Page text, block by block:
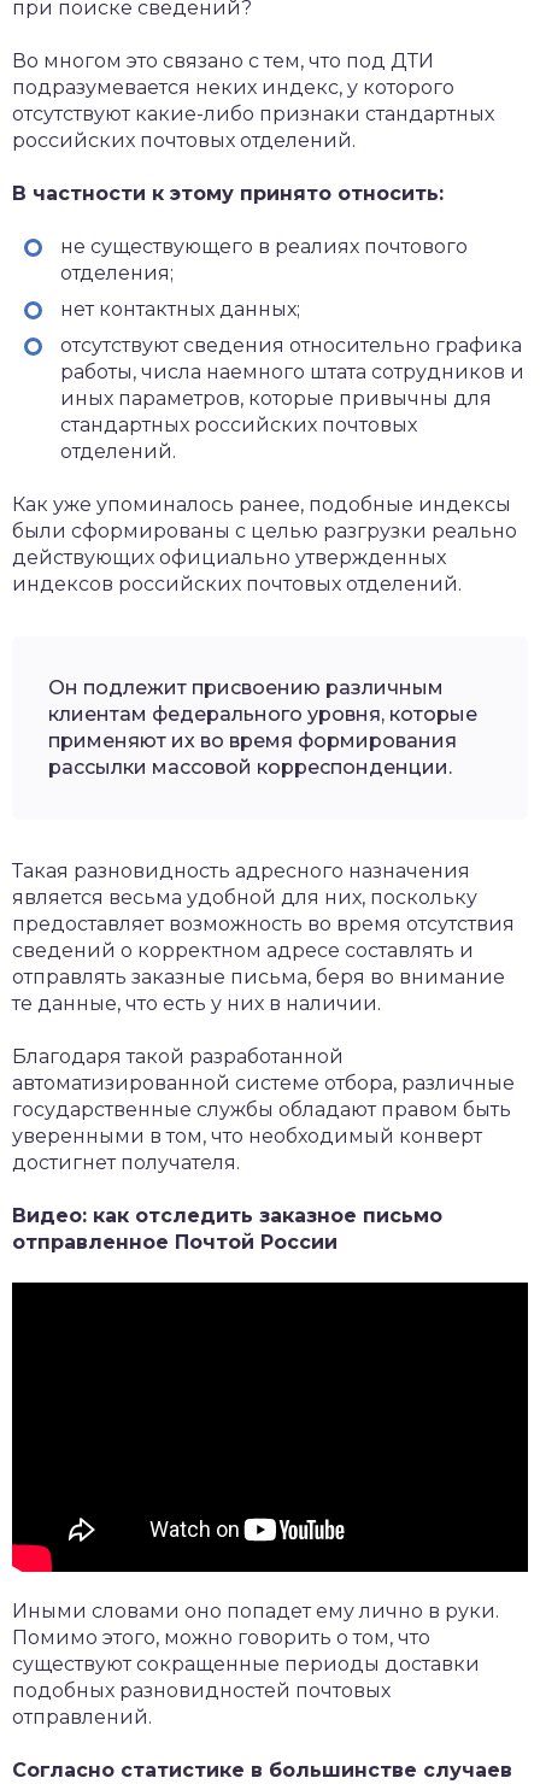
при поиске сведений?
Во многом это связано с тем, что под ДТИ
подразумевается неких индекс, у которого
отсутствуют какие-либо признаки стандартных
российских почтовых отделений.
В частности к этому принято относить:
не существующего в реалиях почтового
отделения;
нет контактных данных;
отсутствуют сведения относительно графика
работы, числа наемного штата сотрудников и
иных параметров, которые привычны для
стандартных российских почтовых
отделений.
Как уже упоминалось ранее, подобные индексы
были сформированы с целью разгрузки реально
действующих официально утвержденных
индексов российских почтовых отделений.
Он подлежит присвоению различным
клиентам федерального уровня, которые
применяют их во время формирования
рассылки массовой корреспонденции.
Такая разновидность адресного назначения
является весьма удобной для них, поскольку
предоставляет возможность во время отсутствия
сведений о корректном адресе составлять и
отправлять заказные письма, беря во внимание
те данные, что есть у них в наличии.
Благодаря такой разработанной
автоматизированной системе отбора, различные
государственные службы обладают правом быть
уверенными в том, что необходимый конверт
достигнет получателя.
Видео: как отследить заказное письмо
отправленное Почтой России
Иными словами оно попадет ему лично в руки.
Помимо этого, можно говорить о том, что
существуют сокращенные периоды доставки
подобных разновидностей почтовых
отправлений.
Согласно статистике в большинстве случаев